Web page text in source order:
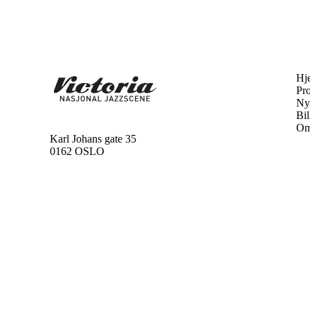
Karl Johans gate 35
0162 OSLO